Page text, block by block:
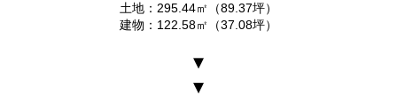
土地：295.44㎡（89.37坪）
建物：122.58㎡（37.08坪）
▾
▾